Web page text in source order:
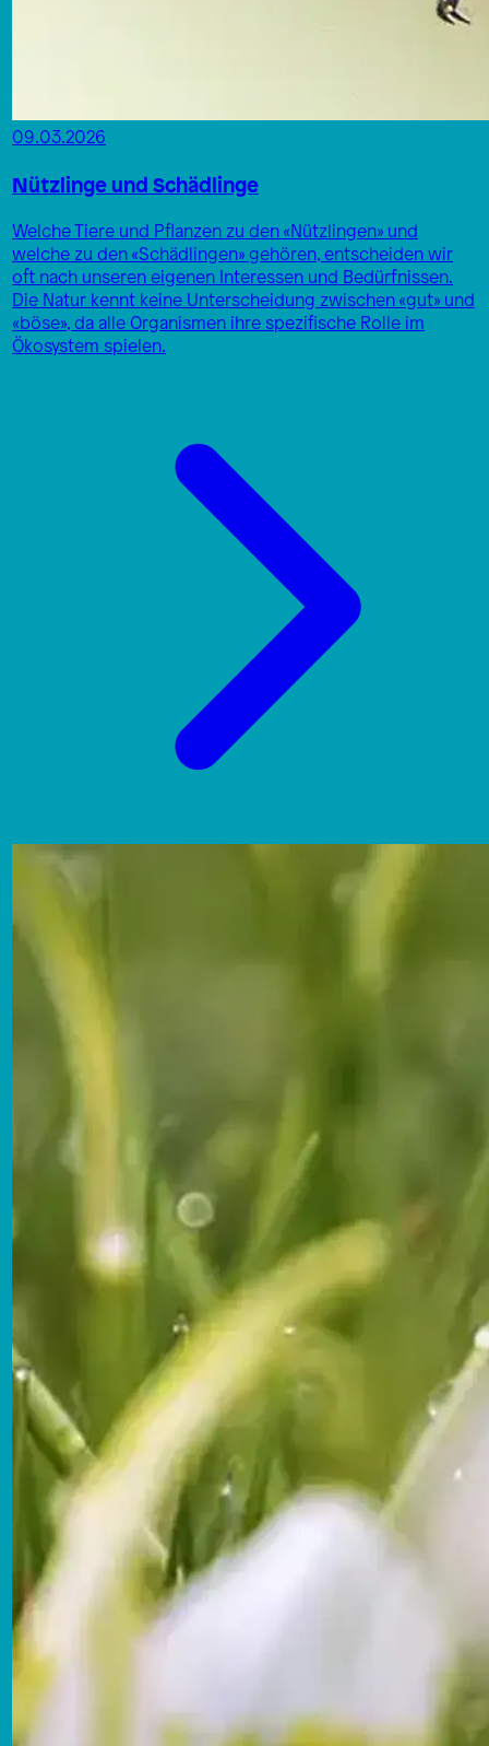
09.03.2026
Nützlinge und Schädlinge
Welche Tiere und Pflanzen zu den «Nützlingen» und
welche zu den «Schädlingen» gehören, entscheiden wir
oft nach unseren eigenen Interessen und Bedürfnissen.
Die Natur kennt keine Unterscheidung zwischen «gut» und
«böse», da alle Organismen ihre spezifische Rolle im
Ökosystem spielen.